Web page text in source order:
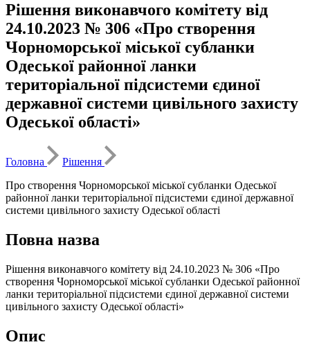
Рішення виконавчого комітету від
24.10.2023 № 306 «Про створення
Чорноморської міської субланки
Одеської районної ланки
територіальної підсистеми єдиної
державної системи цивільного захисту
Одеської області»
Головна
Рішення
Про створення Чорноморської міської субланки Одеської
районної ланки територіальної підсистеми єдиної державної
системи цивільного захисту Одеської області
Повна назва
Рішення виконавчого комітету від 24.10.2023 № 306 «Про
створення Чорноморської міської субланки Одеської районної
ланки територіальної підсистеми єдиної державної системи
цивільного захисту Одеської області»
Опис